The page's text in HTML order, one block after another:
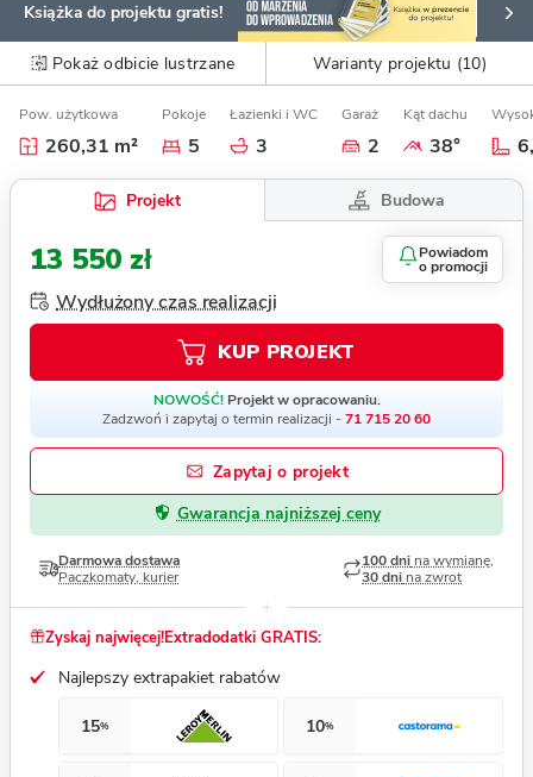
Książka do projektu gratis!
Pokaż odbicie lustrzane Warianty projektu (10)
Pow. użytkowa
260,31 m²
Pokoje
5
Łazienki i WC
3
Garaż
2
Kąt dachu
38°
Projekt Budowa
13 550 zł Powiadom
o promocji
Wydłużony czas realizacji
KUP PROJEKT
NOWOŚĆ!Projekt w opracowaniu.
Zadzwoń i zapytaj o termin realizacji -71 715 20 60
Zapytaj o projekt
Gwarancja najniższej ceny
Darmowa dostawa
Paczkomaty, kurier
100 dni na wymianę,
30 dni na zwrot
Zyskaj najwięcej!Extradodatki GRATIS:
Najlepszy extrapakiet rabatów
15% 10%